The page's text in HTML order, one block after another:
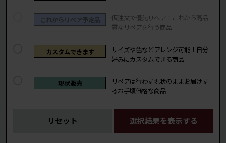
これからリペア予定品
仮注文で優先リペア！これから高品
質なリペアを行う商品
カスタムできます
サイズや色などアレンジ可能！自分
好みにカスタムできる商品
現状販売
リペアは行わず現状のままお届けす
るお手頃価格な商品
リセット 選択結果を表示する